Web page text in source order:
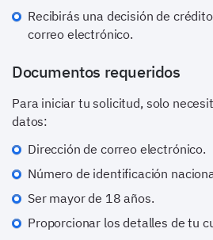
Recibirás una decisión de crédito en el sitio web o por
correo electrónico.
Documentos requeridos
Para iniciar tu solicitud, solo
datos:
Dirección de correo electrónico.
Número de identificación
Ser mayor de 18 años.
Proporcionar los detalles de tu